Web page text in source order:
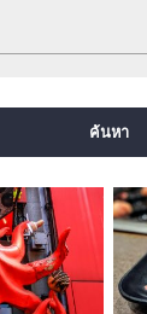
สายนิวแทรม
ค้นหา